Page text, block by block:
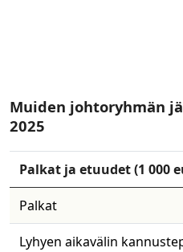
Muiden johtoryhmän
2025
Palkat ja etuudet (1 000
​Palkat
Lyhyen aikavälin